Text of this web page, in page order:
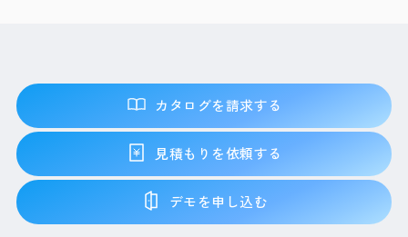
カタログを請求する
見積もりを依頼する
デモを申し込む